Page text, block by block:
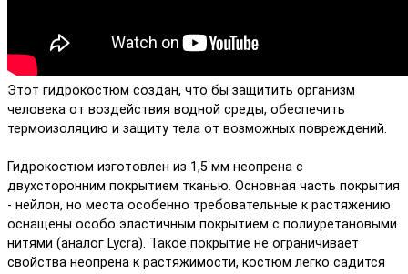
Этот гидрокостюм создан, что бы защитить организм
человека от воздействия водной среды, обеспечить
термоизоляцию и защиту тела от возможных повреждений.
Гидрокостюм изготовлен из 1,5 мм неопрена с
двухсторонним покрытием тканью. Основная часть покрытия
- нейлон, но места особенно требовательные к растяжению
оснащены особо эластичным покрытием с полиуретановыми
нитями (аналог Lycra). Такое покрытие не ограничивает
свойства неопрена к растяжимости, костюм легко садится